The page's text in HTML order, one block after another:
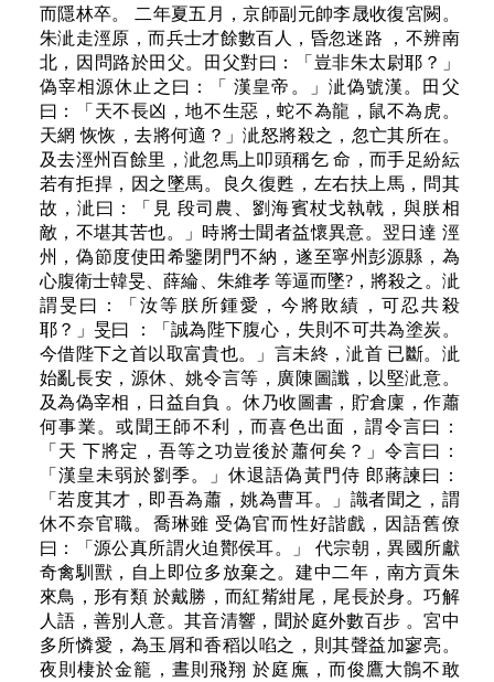
而隱林卒。 二年夏五月，京師副元帥李晟收復宮闕。
朱泚走涇原，而兵士才餘數百人，昏忽迷路 ，不辨南
北，因問路於田父。田父對曰：「豈非朱太尉耶？」
偽宰相源休止之曰：「 漢皇帝。」泚偽號漢。田父
曰：「天不長凶，地不生惡，蛇不為龍，鼠不為虎。
天網 恢恢，去將何適？」泚怒將殺之，忽亡其所在。
及去涇州百餘里，泚忽馬上叩頭稱乞 命，而手足紛紜
若有拒捍，因之墜馬。良久復甦，左右扶上馬，問其
故，泚曰：「見 段司農、劉海賓杖戈執戟，與朕相
敵，不堪其苦也。」時將士聞者益懷異意。翌日達 涇
州，偽節度使田希鑒閉門不納，遂至寧州彭源縣，為
心腹衛士韓旻、薛綸、朱維孝 等逼而墜?，將殺之。泚
謂旻曰：「汝等朕所鍾愛，今將敗績，可忍共殺
耶？」旻曰 ：「誠為陛下腹心，失則不可共為塗炭。
今借陛下之首以取富貴也。」言未終，泚首 已斷。泚
始亂長安，源休、姚令言等，廣陳圖讖，以堅泚意。
及為偽宰相，日益自負 。休乃收圖書，貯倉廩，作蕭
何事業。或聞王師不利，而喜色出面，謂令言曰：
「天 下將定，吾等之功豈後於蕭何矣？」令言曰：
「漢皇未弱於劉季。」休退語偽黃門侍 郎蔣諫曰：
「若度其才，即吾為蕭，姚為曹耳。」識者聞之，謂
休不奈官職。喬琳雖 受偽官而性好諧戲，因語舊僚
曰：「源公真所謂火迫酇侯耳。」 代宗朝，異國所獻
奇禽馴獸，自上即位多放棄之。建中二年，南方貢朱
來鳥，形有類 於戴勝，而紅觜紺尾，尾長於身。巧解
人語，善別人意。其音清響，聞於庭外數百步 。宮中
多所憐愛，為玉屑和香稻以啗之，則其聲益加寥亮。
夜則棲於金籠，晝則飛翔 於庭廡，而俊鷹大鶻不敢